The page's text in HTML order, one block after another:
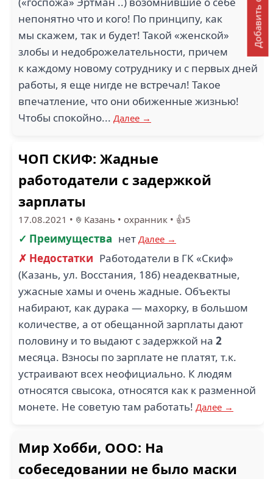
непонятно что и кого! По принципу, как
мы скажем, так и будет! Такой «женской»
злобы и недоброжелательности, причем
к каждому новому сотруднику и с первых дней
работы, я еще нигде не встречал! Такое
впечатление, что они обиженные жизнью!
Чтобы спокойно... Далее →
ЧОП СКИФ: Жадные
работодатели с задержкой
зарплаты
17.08.2021 • Казань • охранник • 👍5
✓ Преимущества нет Далее →
✗ Недостатки Работодатели в ГК «Скиф»
(Казань, ул. Восстания, 18б) неадекватные,
ужасные хамы и очень жадные. Объекты
набирают, как дурака — махорку, в большом
количестве, а от обещанной зарплаты дают
половину и то выдают с задержкой на 2
месяца. Взносы по зарплате не платят, т.к.
устраивают всех неофициально. К людям
относятся свысока, относятся как к разменной
монете. Не советую там работать! Далее →
Мир Хобби, ООО: На
собеседовании не было маски